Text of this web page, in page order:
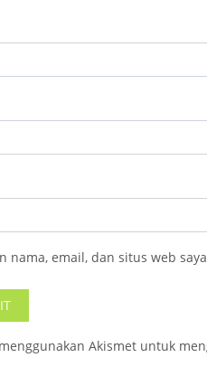
nama, email, dan situs web
Akismet untuk